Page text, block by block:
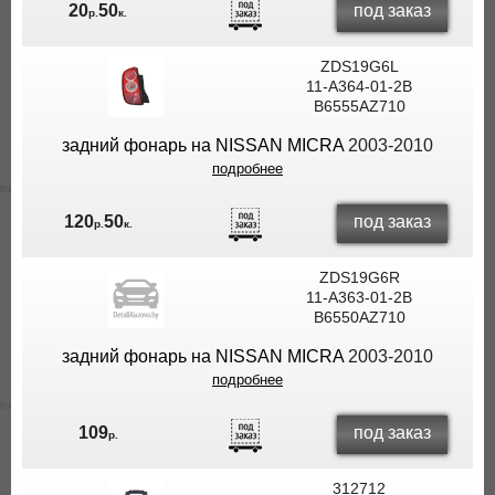
20р.50к. под заказ
ZDS19G6L
11-A364-01-2B
B6555AZ710
задний фонарь на NISSAN MICRA2003-2010
подробнее
120р. 50к. под заказ
ZDS19G6R
11-A363-01-2B
B6550AZ710
задний фонарь на NISSAN MICRA2003-2010
подробнее
109р. под заказ
312712